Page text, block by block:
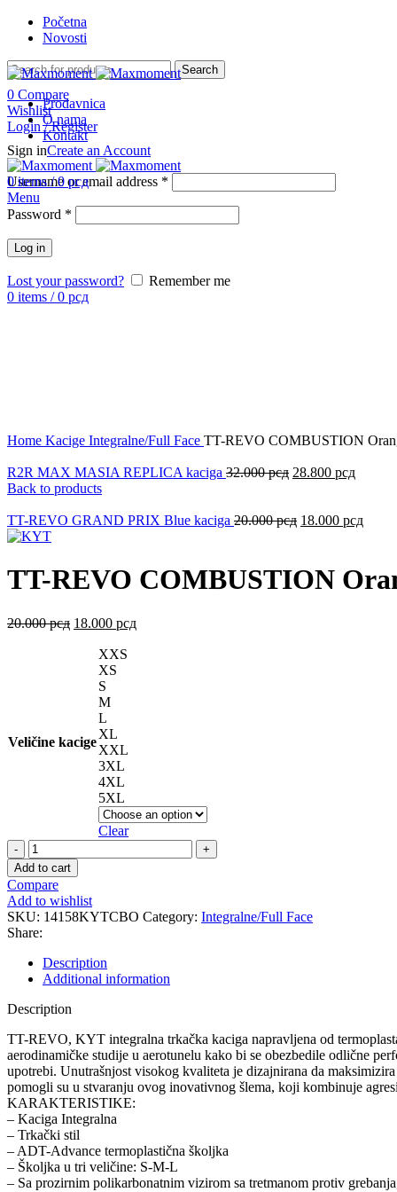
Početna
Novosti
Search
0 Compare
Wishlist
Login / Register
Sign inCreate an Account
Username or email address *
Password *
Log in
Lost your password?
Remember me
0 items / 0 рсд
Prodavnica
O nama
Kontakt
0items / 0рсд
Menu
-10%
Home Kacige Integralne/Full Face TT-REVO COMBUSTION
R2R MAX MASIA REPLICA kaciga 32.000рсд 28.800 рсд
Back to products
TT-REVO GRAND PRIX Blue kaciga 20.000рсд 18.000 рсд
TT-REVO COMBUSTION
20.000рсд 18.000 рсд
Veličine kacige
XXS
XS
S
M
L
XL
XXL
3XL
4XL
5XL
Clear
TT-
REVO
COMBUSTION
Orange
kaciga
quantity
Add to cart
Compare
Add to wishlist
SKU: 14158KYTCBO Category: Integralne/Full Face
Share:
Description
Additional information
Description
TT-REVO, KYT integralna trkačka kaciga napravljena od
aerodinamičke studije u aerotunelu kako bi se obezbedile odlične
upotrebi. Unutrašnjost visokog kvaliteta je dizajnirana da
pomogli su u stvaranju ovog inovativnog šlema, koji kombinuje
KARAKTERISTIKE:
– Kaciga Integralna
– Trkački stil
– ADT-Advance termoplastična školjka
– Školjka u tri veličine: S-M-L
– Sa prozirnim polikarbonatnim vizirom sa tretmanom protiv